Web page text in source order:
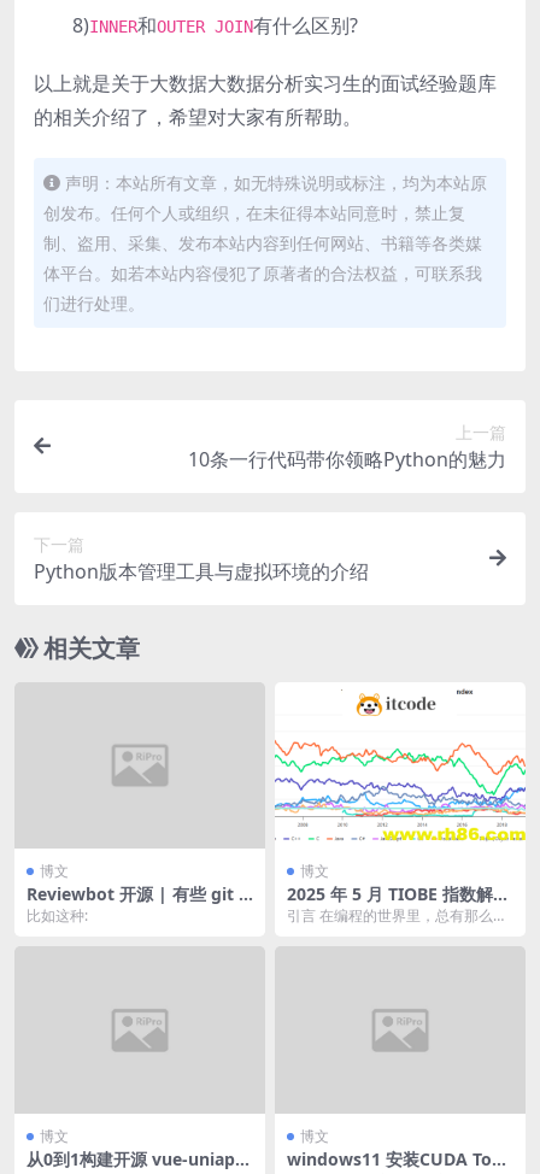
8)INNER和OUTER JOIN有什么区别?
以上就是关于大数据大数据分析实习生的面试经验题库
的相关介绍了，希望对大家有所帮助。
声明：本站所有文章，如无特殊说明或标注，均为本站原
创发布。任何个人或组织，在未征得本站同意时，禁止复
制、盗用、采集、发布本站内容到任何网站、书籍等各类媒
体平台。如若本站内容侵犯了原著者的合法权益，可联系我
们进行处理。
上一篇
10条一行代码带你领略Python的魅力
下一篇
Python版本管理工具与虚拟环境的介绍
相关文章
博文
Reviewbot 开源 | 有些 git c
ommit 记录真的不敢恭维, 我
比如这种:
博文
2025 年 5 月 TIOBE 指数解
读：Python 为何能称霸编程
引言 在编程的世界里，总有那么几
博文
从0到1构建开源 vue-uniapp-
博文
windows11 安装CUDA Tool